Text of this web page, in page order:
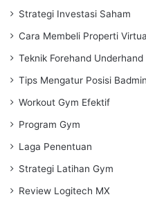
Strategi Investasi Saham
Cara Membeli Properti
Teknik Forehand Underhand
Tips Mengatur Posisi
Workout Gym Efektif
Program Gym
Laga Penentuan
Strategi Latihan Gym
Review Logitech MX